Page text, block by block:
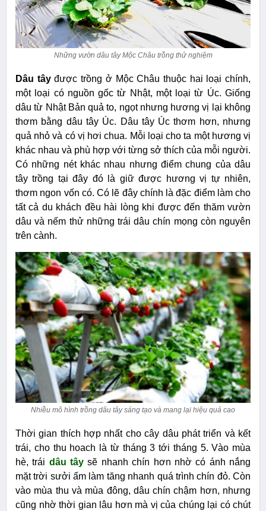
Những vườn dâu tây Mộc Châu trồng thử nghiệm
Dâu tâyđược trồng ở Mộc Châu thuộc hai loại chính,
một loại có nguồn gốc từ Nhật, một loại từ Úc. Giống
dâu từ Nhật Bản quả to, ngọt nhưng hương vị lại không
thơm bằng dâu tây Úc. Dâu tây Úc thơm hơn, nhưng
quả nhỏ và có vị hơi chua. Mỗi loại cho ta một hương vị
khác nhau và phù hợp với từng sở thích của mỗi người.
Có những nét khác nhau nhưng điểm chung của dâu
tây trồng tại đây đó là giữ được hương vị tự nhiên,
thơm ngon vốn có. Có lẽ đây chính là đặc điểm làm cho
tất cả du khách đều hài lòng khi được đến thăm vườn
dâu và nếm thử những trái dâu chín mọng còn nguyên
trên cành.
Nhiều mô hình trồng dâu tây sáng tạo và mang lại hiệu quả cao
Thời gian thích hợp nhất cho cây dâu phát triển và kết
trái, cho thu hoach là từ tháng 3 tới tháng 5. Vào mùa
hè, trái dâu tây sẽ nhanh chín hơn nhờ có ánh nắng
mặt trời sưởi ấm làm tăng nhanh quá trình chín đỏ. Còn
vào mùa thu và mùa đông, dâu chín chậm hơn, nhưng
cũng nhờ thời gian lâu hơn mà vị của chúng lại có chút